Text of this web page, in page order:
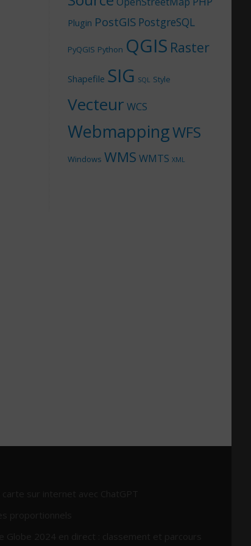
Plugin PostGIS PostgreSQL
PyQGIS Python QGIS Raster
Shapefile SIG SQL Style
Vecteur WCS
WebmappingWFS
Windows WMS WMTS XML